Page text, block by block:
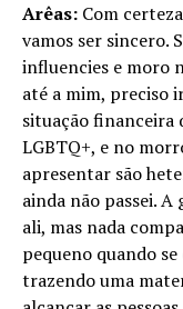
Arêas: Com
vamos ser sincero.
influencies e moro
até a mim, preciso
situação financeira
LGBTQ+, e no
apresentar são
ainda não passei.
ali, mas nada
pequeno quando
trazendo uma